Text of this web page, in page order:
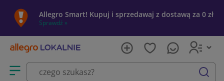
Allegro Smart! Kupuj i sprzedawaj z dostawą za 0 zł
Sprawdź »
Otwórz menu z kategoriami
szukaj